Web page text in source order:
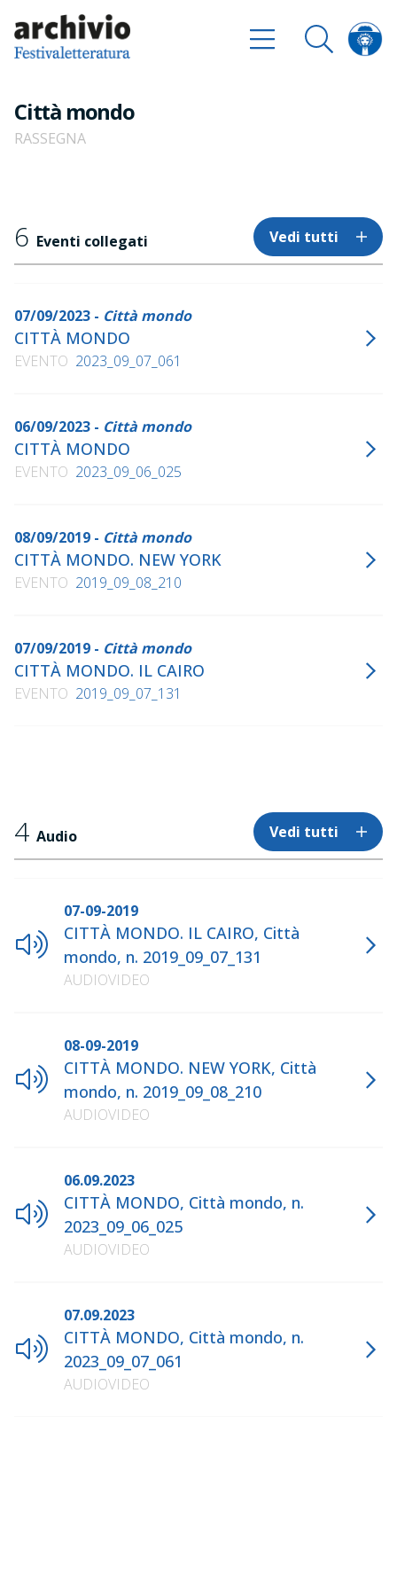
Città mondo
RASSEGNA
6 Eventi collegati Vedi tutti
07/09/2023 - Città mondo
CITTÀ MONDO
EVENTO 2023_09_07_061
06/09/2023 - Città mondo
CITTÀ MONDO
EVENTO 2023_09_06_025
08/09/2019 - Città mondo
CITTÀ MONDO. NEW YORK
EVENTO 2019_09_08_210
07/09/2019 - Città mondo
CITTÀ MONDO. IL CAIRO
EVENTO 2019_09_07_131
4 Audio Vedi tutti
07-09-2019
CITTÀ MONDO. IL CAIRO, Città
mondo, n. 2019_09_07_131
AUDIOVIDEO
08-09-2019
CITTÀ MONDO. NEW YORK, Città
mondo, n. 2019_09_08_210
AUDIOVIDEO
06.09.2023
CITTÀ MONDO, Città mondo, n.
2023_09_06_025
AUDIOVIDEO
07.09.2023
CITTÀ MONDO, Città mondo, n.
2023_09_07_061
AUDIOVIDEO